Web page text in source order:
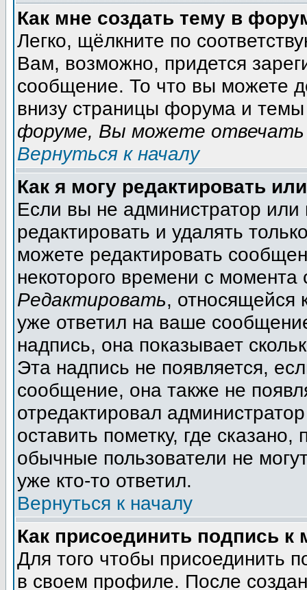
Как мне создать тему в
Легко, щёлкните по
Вам, возможно, придется
сообщение. То что вы можете
внизу страницы форума и
форуме, Вы можете отвечать
Вернуться к началу
Как я могу редактировать
Если вы не администратор
редактировать и удалять
можете редактировать
некоторого времени с момента
Редактировать, относящейся
уже ответил на ваше
надпись, она показывает
Эта надпись не появляется,
сообщение, она также не
отредактировал
оставить пометку, где
обычные пользователи не
уже кто-то ответил.
Вернуться к началу
Как присоединить подпись
Для того чтобы присоединить
в своем профиле. После